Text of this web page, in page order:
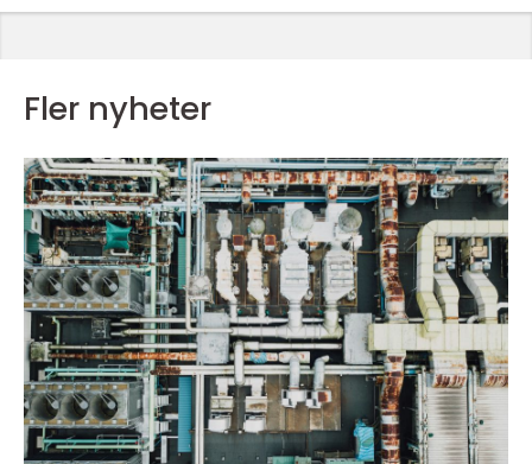
Fler nyheter